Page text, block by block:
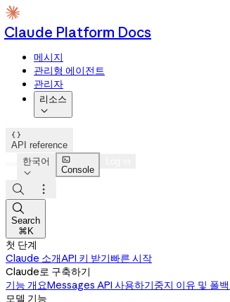
Claude Platform Docs
메시지
관리형 에이전트
관리자
리소스


API reference
한국어


Console



Search
⌘K
첫 단계
Claude 소개API 키 받기빠른 시작
Claude로 구축하기
기능 개요Messages API 사용하기중지 이유 및 폴백
모델 기능